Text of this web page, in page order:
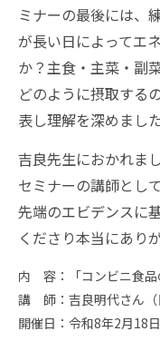
ミナーの最後には、
が長い日によってエ
か？主食・主菜・副
どのように摂取する
表し理解を深めました
吉良先生におかれま
セミナーの講師とし
先端のエビデンスに
くださり本当にあり
内 容：「コンビニ食品
講 師：吉良明代さん（
開催日：令和8年2月18日